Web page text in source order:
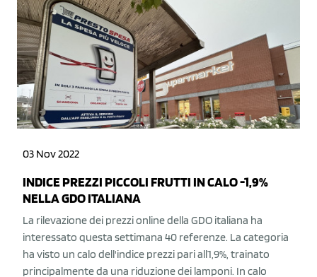
03 Nov 2022
INDICE PREZZI PICCOLI FRUTTI IN CALO -1,9%
NELLA GDO ITALIANA
La rilevazione dei prezzi online della GDO italiana ha
interessato questa settimana 40 referenze. La categoria
ha visto un calo dell'indice prezzi pari all1,9%, trainato
principalmente da una riduzione dei lamponi. In calo